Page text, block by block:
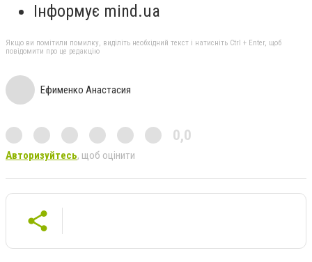
Інформує mind.ua
Якщо ви помітили помилку, виділіть необхідний текст і натисніть Ctrl + Enter, щоб
повідомити про це редакцію
Ефименко Анастасия
0,0
Авторизуйтесь, щоб оцінити